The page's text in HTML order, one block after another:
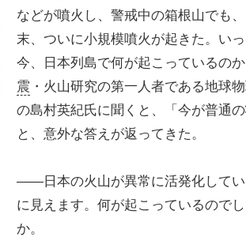
などが噴火し、警戒中の箱根山でも、
末、ついに小規模噴火が起きた。い
今、日本列島で何が起こっているのか
震 ・火山研究の第一人者である地球
の島村英紀氏に聞くと、「今が普通の
と、意外な答えが返ってきた。
――日本の火山が異常に活発化してい
に見えます。何が起こっているのでし
か。